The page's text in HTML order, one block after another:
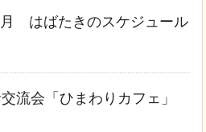
はばたきのスケジュール
流会「ひまわりカフェ」